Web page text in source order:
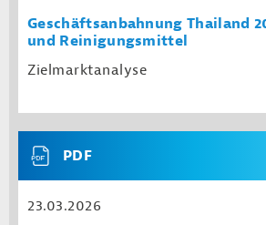
Geschäftsanbahnung Thailand
und Reinigungsmittel
Zielmarktanalyse
PDF
23.03.2026